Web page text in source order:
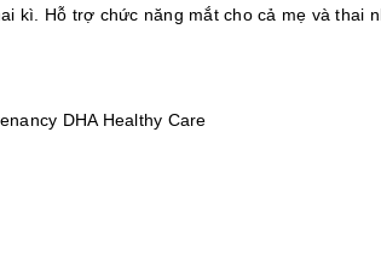
kì. Hỗ trợ chức năng mắt cho cả mẹ và thai
DHA Healthy Care